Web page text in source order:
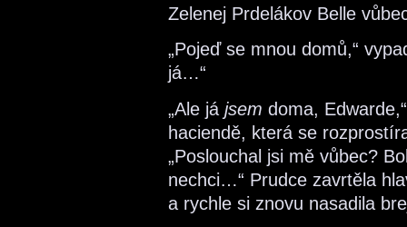
Zelenej Prdelákov Belle
„Pojeď se mnou domů,“
já…“
„Ale já jsem doma,
haciendě, která se
„Poslouchal jsi mě vůbec?
nechci…“ Prudce zavrtěla
a rychle si znovu nasadila